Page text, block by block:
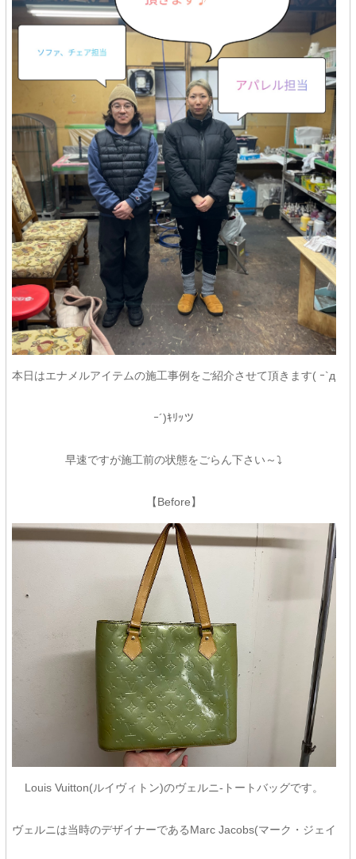
本日はエナメルアイテムの施工事例をご紹介させて頂きます( ｰ`д
ｰ´)ｷﾘｯツ
早速ですが施工前の状態をごらん下さい～⤵
【Before】
Louis Vuitton(ルイヴィトン)のヴェルニ-トートバッグです。
ヴェルニは当時のデザイナーであるMarc Jacobs(マーク・ジェイ